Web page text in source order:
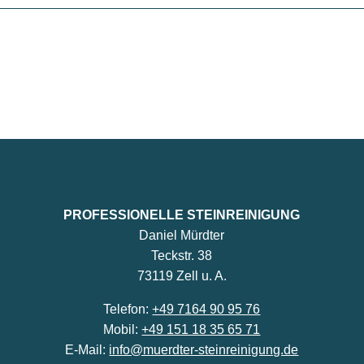
PROFESSIONELLE STEINREINIGUNG
Daniel Mürdter
Teckstr. 38
73119 Zell u. A.
Telefon:+49 7164 90 95 76
Mobil:+49 151 18 35 65 71
E-Mail: info@muerdter-steinreinigung.de